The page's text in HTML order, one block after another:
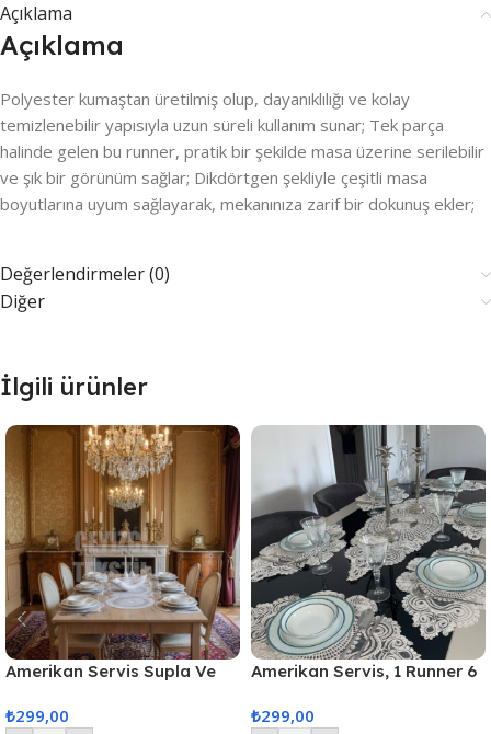
Açıklama
Açıklama
Polyester kumaştan üretilmiş olup, dayanıklılığı ve kolay
temizlenebilir yapısıyla uzun süreli kullanım sunar; Tek parça
halinde gelen bu runner, pratik bir şekilde masa üzerine serilebilir
ve şık bir görünüm sağlar; Dikdörtgen şekliyle çeşitli masa
boyutlarına uyum sağlayarak, mekanınıza zarif bir dokunuş ekler;
Değerlendirmeler (0)
Diğer
İlgili ürünler
Amerikan Servis Supla Ve
₺299,00
Amerikan Servis, 1 Runner 6
Masa Örtüsü Seti, Servis
₺299,00